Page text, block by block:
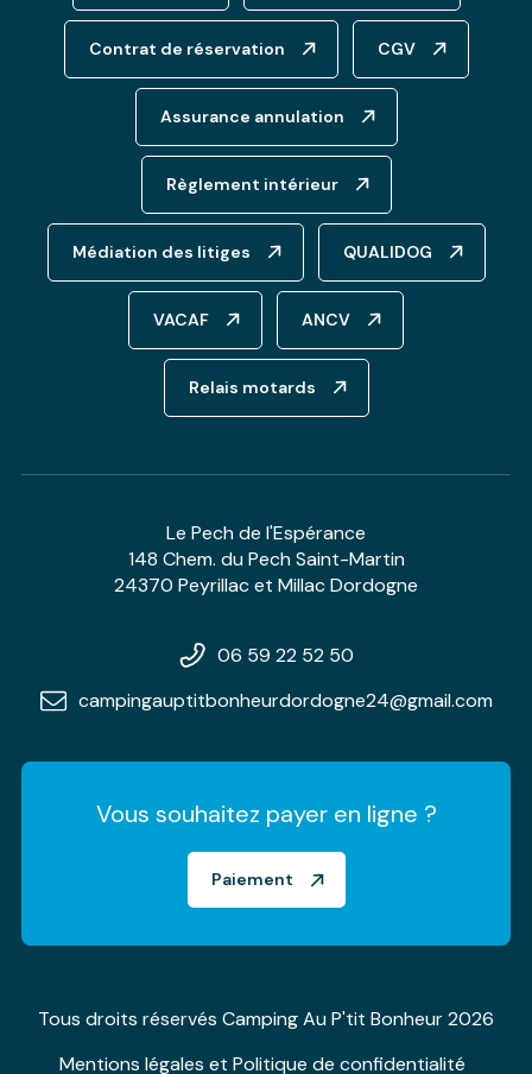
Contrat de réservation CGV
Assurance annulation
Règlement intérieur
Médiation des litiges QUALIDOG
VACAF ANCV
Relais motards
Le Pech de l'Espérance
148 Chem. du Pech Saint-Martin
24370 Peyrillac et Millac Dordogne
06 59 22 52 50
campingauptitbonheurdordogne24@gmail.com
Vous souhaitez payer en ligne ?
Paiement
Tous droits réservés Camping Au P'tit Bonheur 2026
Mentions légales et Politique de confidentialité